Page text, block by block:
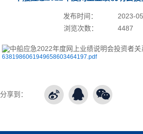
2023-
发布时间：
4487
浏览次数：
6381986061949658603464197.pdf
分享到：